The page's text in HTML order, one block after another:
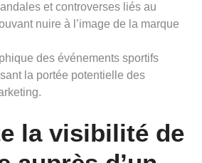
et controverses liés au
nuire à l’image de la marque
des événements sportifs
la portée potentielle des
la visibilité de